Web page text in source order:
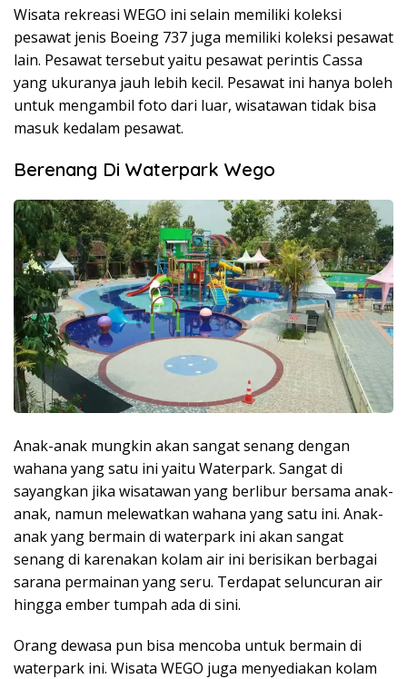
Wisata rekreasi WEGO ini selain memiliki koleksi
pesawat jenis Boeing 737 juga memiliki koleksi pesawat
lain. Pesawat tersebut yaitu pesawat perintis Cassa
yang ukuranya jauh lebih kecil. Pesawat ini hanya boleh
untuk mengambil foto dari luar, wisatawan tidak bisa
masuk kedalam pesawat.
Berenang Di Waterpark Wego
Anak-anak mungkin akan sangat senang dengan
wahana yang satu ini yaitu Waterpark. Sangat di
sayangkan jika wisatawan yang berlibur bersama anak-
anak, namun melewatkan wahana yang satu ini. Anak-
anak yang bermain di waterpark ini akan sangat
senang di karenakan kolam air ini berisikan berbagai
sarana permainan yang seru. Terdapat seluncuran air
hingga ember tumpah ada di sini.
Orang dewasa pun bisa mencoba untuk bermain di
waterpark ini. Wisata WEGO juga menyediakan kolam